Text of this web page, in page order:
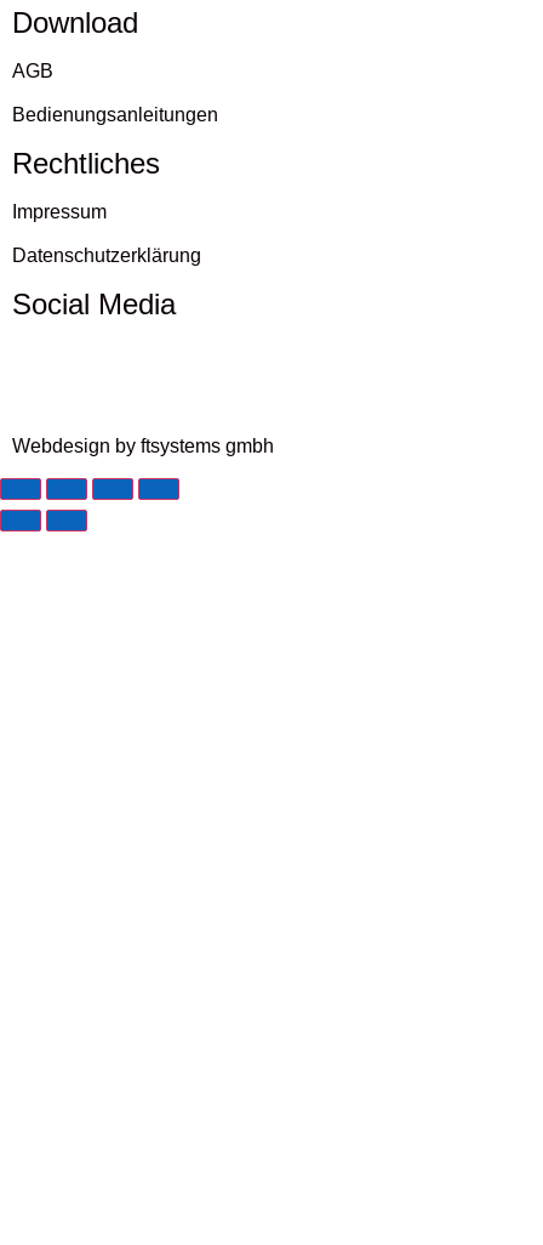
Download
AGB
Bedienungsanleitungen
Rechtliches
Impressum
Datenschutzerklärung
Social Media
Webdesign by ftsystems gmbh